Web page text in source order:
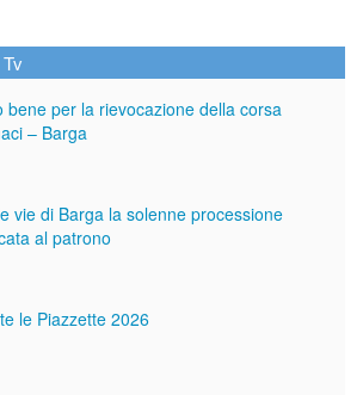
bene per la rievocazione della corsa
– Barga
vie di Barga la solenne processione
al patrono
le Piazzette 2026